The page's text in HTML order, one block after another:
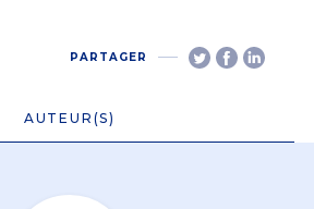
PARTAGER
AUTEUR(S)